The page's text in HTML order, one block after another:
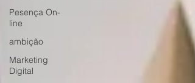
Pesença On-
line
ambição
Marketing
Digital